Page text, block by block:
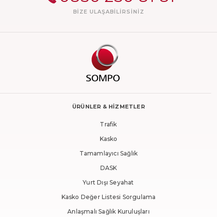
BIZE ULAŞABILIRSINIZ
ÜRÜNLER & HİZMETLER
Trafik
Kasko
Tamamlayıcı Sağlık
DASK
Yurt Dışı Seyahat
Kasko Değer Listesi Sorgulama
Anlaşmalı Sağlık Kuruluşları